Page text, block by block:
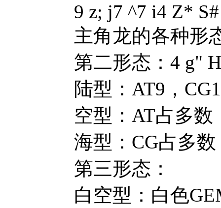
9 z; j7 ^7 i4 Z*
主角龙的各种形
第二形态：4 g"
陆型：AT9，CG1
空型：AT占多数
海型：CG占多数
第三形态：
白空型：白色